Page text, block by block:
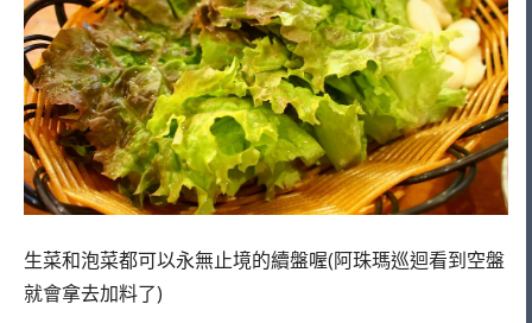
生菜和泡菜都可以永無止境的續盤喔(阿珠瑪巡迴看到空盤
就會拿去加料了)